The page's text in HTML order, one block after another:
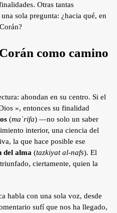
Otras tantas
sola pregunta: ¿hacia qué, en
como camino
ahondan en su centro. Si el
», entonces su finalidad
(maʿrifa) —no solo un saber
interior, una ciencia del
la que hace posible ese
del alma (tazkiyat al-nafs). El
ciertamente, quien la
habla con una sola voz, desde
sufí que nos ha llegado,